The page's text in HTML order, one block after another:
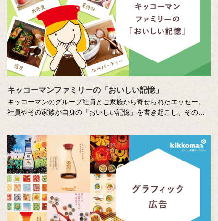
キッコーマンファミリーの「おいしい記憶」
キッコーマンのグループ社員とご家族から寄せられたエッセー。
社員やその家族が自身の「おいしい記憶」を書き起こし、そのた
くための取り組みのひとつです。